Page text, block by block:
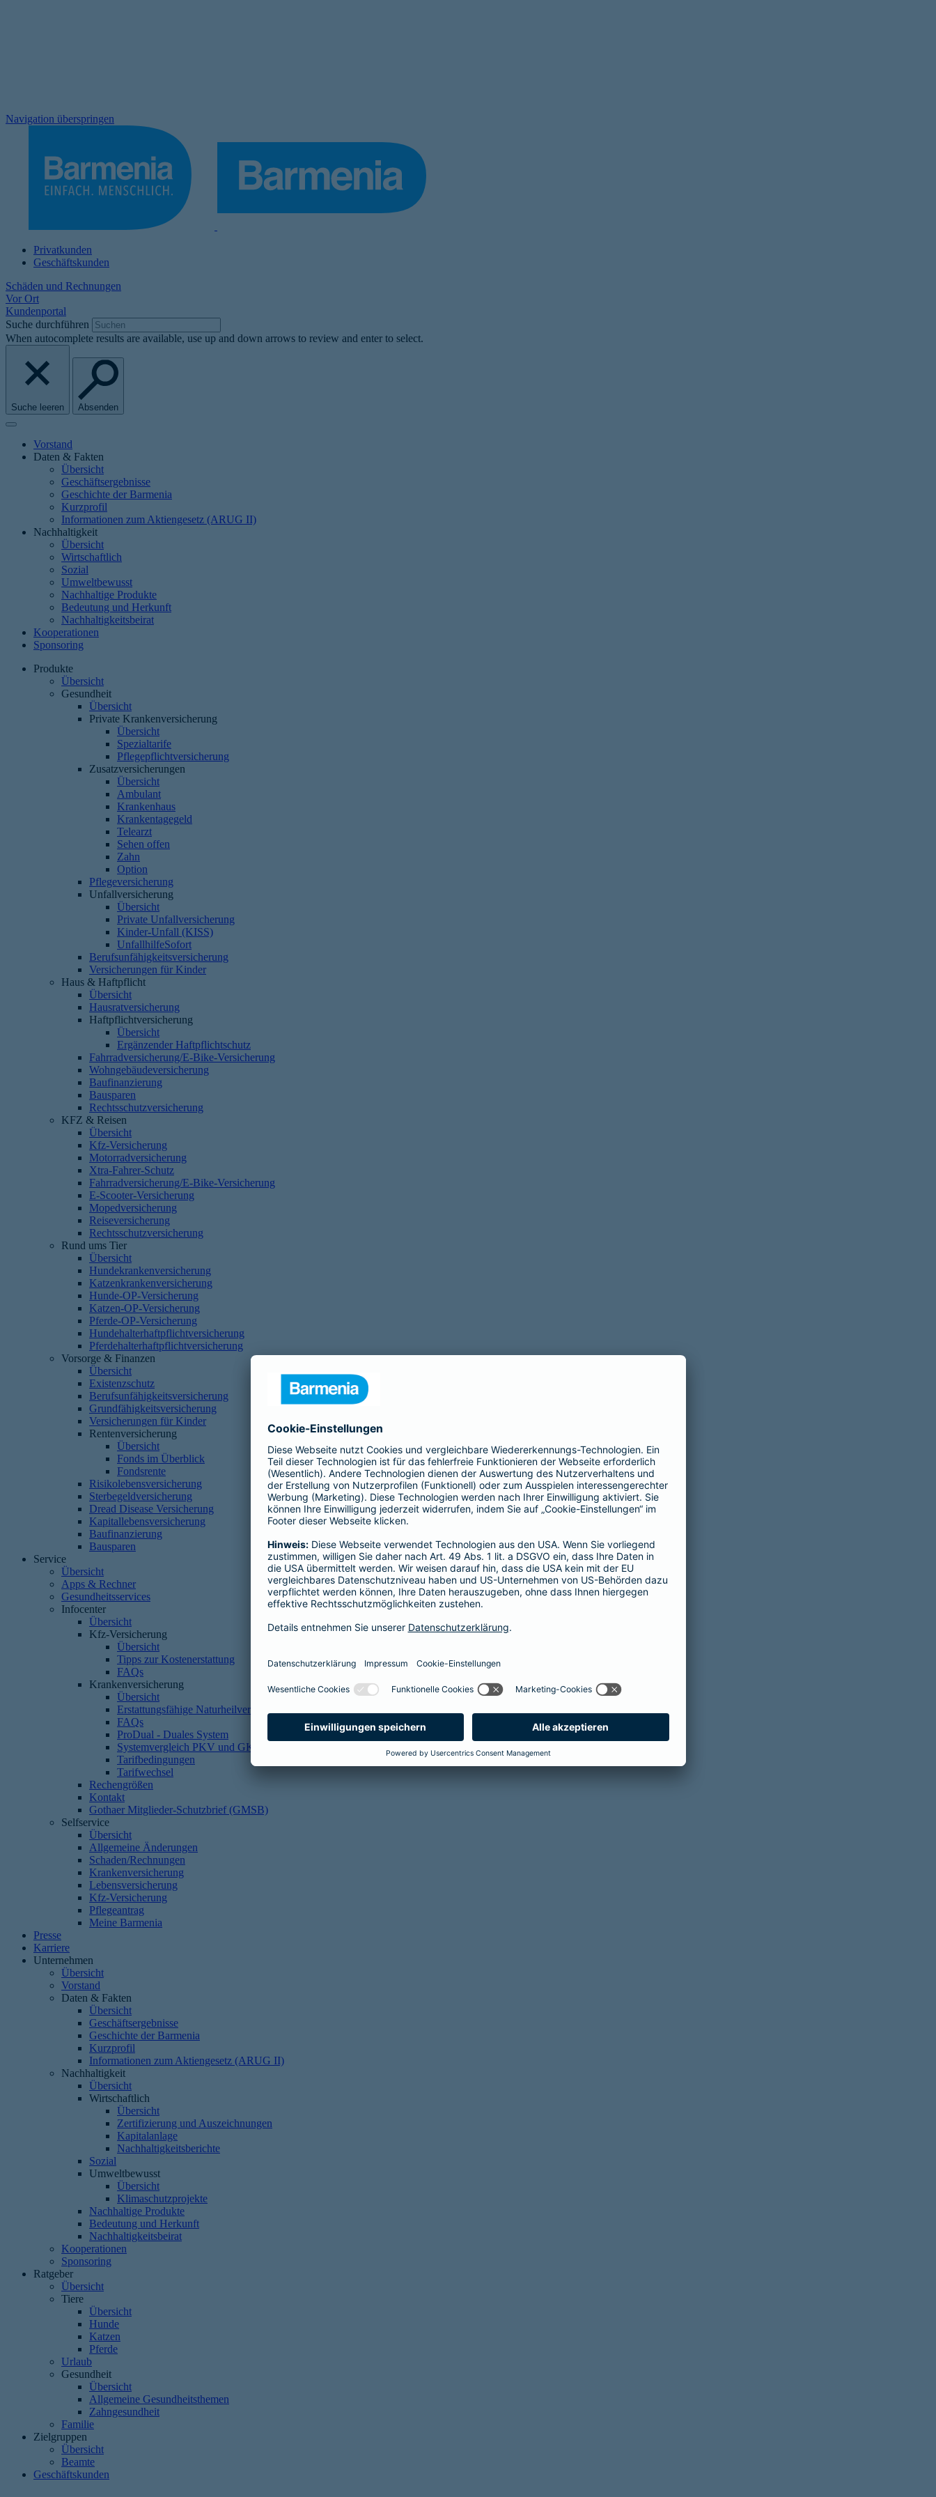
Navigation überspringen
Privatkunden
Geschäftskunden
Schäden und Rechnungen
Vor Ort
Kundenportal
Suche durchführen
When autocomplete results are available, use up and down arrows to review and enter to select.
Suche leeren Absenden
Vorstand
Daten & Fakten
Übersicht
Geschäftsergebnisse
Geschichte der Barmenia
Kurzprofil
Informationen zum Aktiengesetz (ARUG II)
Nachhaltigkeit
Übersicht
Wirtschaftlich
Sozial
Umweltbewusst
Nachhaltige Produkte
Bedeutung und Herkunft
Nachhaltigkeitsbeirat
Kooperationen
Sponsoring
Produkte
Übersicht
Gesundheit
Übersicht
Private Krankenversicherung
Übersicht
Spezialtarife
Pflegepflichtversicherung
Zusatzversicherungen
Übersicht
Ambulant
Krankenhaus
Krankentagegeld
Telearzt
Sehen offen
Zahn
Option
Pflegeversicherung
Unfallversicherung
Übersicht
Private Unfallversicherung
Kinder-Unfall (KISS)
UnfallhilfeSofort
Berufsunfähigkeitsversicherung
Versicherungen für Kinder
Haus & Haftpflicht
Übersicht
Hausratversicherung
Haftpflichtversicherung
Übersicht
Ergänzender Haftpflichtschutz
Fahrradversicherung/E-Bike-Versicherung
Wohngebäudeversicherung
Baufinanzierung
Bausparen
Rechtsschutzversicherung
KFZ & Reisen
Übersicht
Kfz-Versicherung
Motorradversicherung
Xtra-Fahrer-Schutz
Fahrradversicherung/E-Bike-Versicherung
E-Scooter-Versicherung
Mopedversicherung
Reiseversicherung
Rechtsschutzversicherung
Rund ums Tier
Übersicht
Hundekrankenversicherung
Katzenkrankenversicherung
Hunde-OP-Versicherung
Katzen-OP-Versicherung
Pferde-OP-Versicherung
Hundehalterhaftpflichtversicherung
Pferdehalterhaftpflichtversicherung
Vorsorge & Finanzen
Übersicht
Existenzschutz
Berufsunfähigkeitsversicherung
Grundfähigkeitsversicherung
Versicherungen für Kinder
Rentenversicherung
Übersicht
Fonds im Überblick
Fondsrente
Risikolebensversicherung
Sterbegeldversicherung
Dread Disease Versicherung
Kapitallebensversicherung
Baufinanzierung
Bausparen
Service
Übersicht
Apps & Rechner
Gesundheitsservices
Infocenter
Übersicht
Kfz-Versicherung
Übersicht
Tipps zur Kostenerstattung
FAQs
Krankenversicherung
Übersicht
Erstattungsfähige Naturheilverfahren
FAQs
ProDual - Duales System
Systemvergleich PKV und GKV
Tarifbedingungen
Tarifwechsel
Rechengrößen
Kontakt
Gothaer Mitglieder-Schutzbrief (GMSB)
Selfservice
Übersicht
Allgemeine Änderungen
Schaden/Rechnungen
Krankenversicherung
Lebensversicherung
Kfz-Versicherung
Pflegeantrag
Meine Barmenia
Presse
Karriere
Unternehmen
Übersicht
Vorstand
Daten & Fakten
Übersicht
Geschäftsergebnisse
Geschichte der Barmenia
Kurzprofil
Informationen zum Aktiengesetz (ARUG II)
Nachhaltigkeit
Übersicht
Wirtschaftlich
Übersicht
Zertifizierung und Auszeichnungen
Kapitalanlage
Nachhaltigkeitsberichte
Sozial
Umweltbewusst
Übersicht
Klimaschutzprojekte
Nachhaltige Produkte
Bedeutung und Herkunft
Nachhaltigkeitsbeirat
Kooperationen
Sponsoring
Ratgeber
Übersicht
Tiere
Übersicht
Hunde
Katzen
Pferde
Urlaub
Gesundheit
Übersicht
Allgemeine Gesundheitsthemen
Zahngesundheit
Familie
Zielgruppen
Übersicht
Beamte
Geschäftskunden